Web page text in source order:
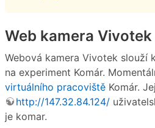
Web kamera Vivotek
Webová kamera Vivotek slouží
na experiment Komár.
virtuálního pracoviště Komár.
http://147.32.84.124/
je komar.